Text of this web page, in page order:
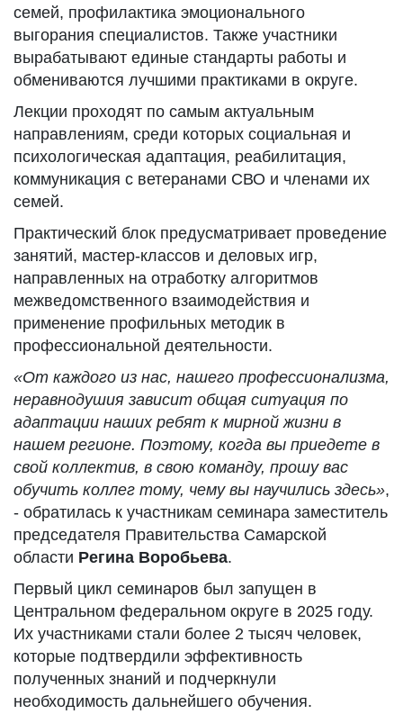
семей, профилактика эмоционального
выгорания специалистов. Также участники
вырабатывают единые стандарты работы и
обмениваются лучшими практиками в округе.
Лекции проходят по самым актуальным
направлениям, среди которых социальная и
психологическая адаптация, реабилитация,
коммуникация с ветеранами СВО и членами их
семей.
Практический блок предусматривает проведение
занятий, мастер-классов и деловых игр,
направленных на отработку алгоритмов
межведомственного взаимодействия и
применение профильных методик в
профессиональной деятельности.
«От каждого из нас, нашего профессионализма,
неравнодушия зависит общая ситуация по
адаптации наших ребят к мирной жизни в
нашем регионе. Поэтому, когда вы приедете в
свой коллектив, в свою команду, прошу вас
обучить коллег тому, чему вы научились здесь»,
- обратилась к участникам семинара заместитель
председателя Правительства Самарской
области Регина Воробьева.
Первый цикл семинаров был запущен в
Центральном федеральном округе в 2025 году.
Их участниками стали более 2 тысяч человек,
которые подтвердили эффективность
полученных знаний и подчеркнули
необходимость дальнейшего обучения.